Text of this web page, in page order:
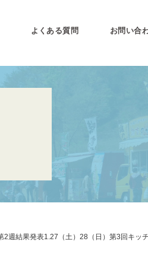
よくある質問 お問い合
週結果発表1.27（土）28（日）第3回キッ